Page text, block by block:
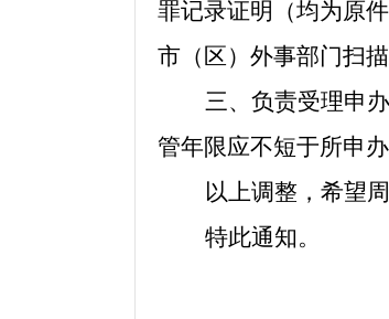
罪记录证明（均为原
市（区）外事部门扫
三、负责受理申
管年限应不短于所申
以上调整，希望
特此通知。